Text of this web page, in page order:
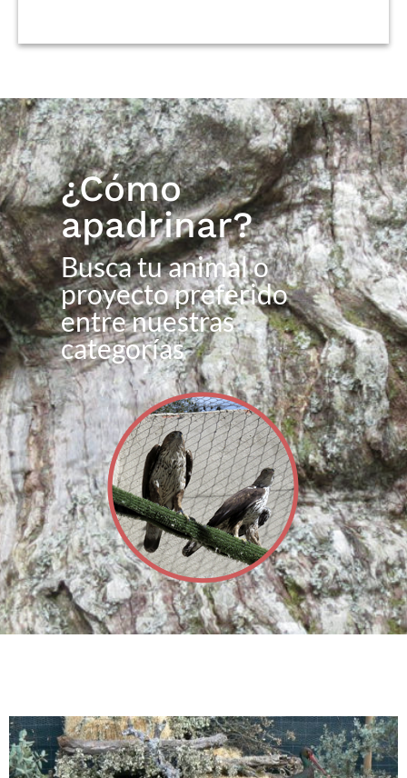
¿Cómo
apadrinar?
Busca tu animal o
proyecto preferido
entre nuestras
categorías